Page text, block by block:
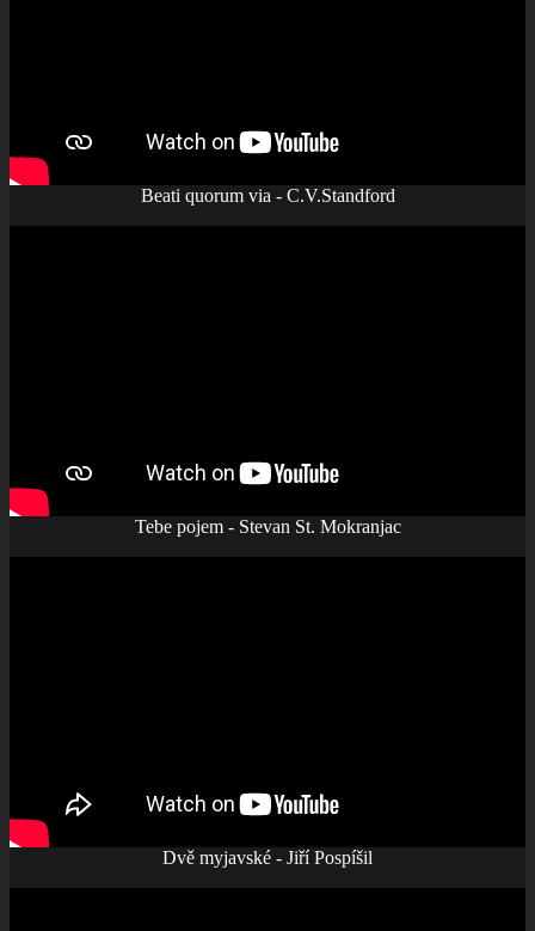
Beati quorum via - C.V.Standford
Tebe pojem - Stevan St. Mokranjac
Dvě myjavské - Jiří Pospíšil